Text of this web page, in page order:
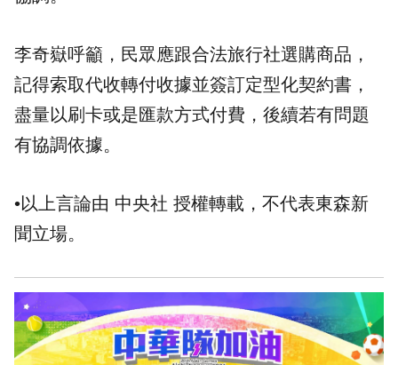
李奇嶽呼籲，民眾應跟合法旅行社選購商品，
記得索取代收轉付收據並簽訂定型化契約書，
盡量以刷卡或是匯款方式付費，後續若有問題
有協調依據。
•以上言論由 中央社 授權轉載，不代表東森新
聞立場。